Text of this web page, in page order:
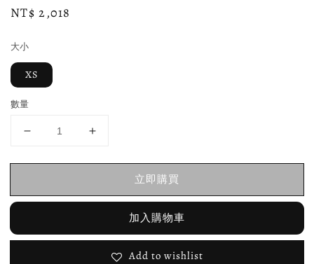
Regular
NT$ 2,018
大小
XS
數量
立即購買
加入購物車
Add to wishlist